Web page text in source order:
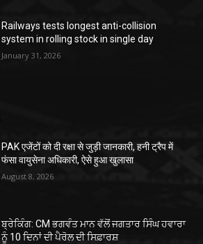
Railways tests longest anti-collision
system in rolling stock in single day
January 31, 2026
PAK एजेंटों को दी रक्षा से जुड़ी जानकारी, हनी ट्रैप में
फंसा वायुसेना अधिकारी, ऐसे हुआ खुलासा
August 8, 2026
ਬ੍ਰੇਕਿੰਗ: CM ਭਗਵੰਤ ਮਾਨ ਵੱਲੋਂ ਜਗਤਾਰ ਸਿੰਘ ਹਵਾਰਾ
ਨੂੰ 10 ਦਿਨਾਂ ਦੀ ਪੈਰੋਲ ਦੀ ਸਿਫ਼ਾਰਸ਼